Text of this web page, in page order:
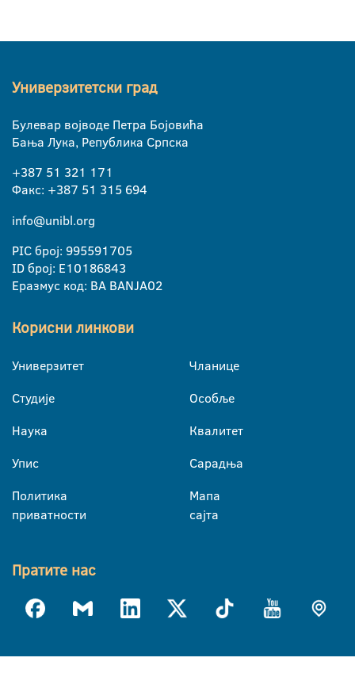
Универзитетски град
Булевар војводе Петра Бојовића
Бања Лука, Република Српска
+387 51 321 171
Факс: +387 51 315 694
info@unibl.org
PIC број: 995591705
ID број: E10186843
Еразмус код: BA BANJA02
Корисни линкови
Универзитет
Студије
Наука
Упис
Политика
приватности
Чланице
Особље
Квалитет
Сарадња
Мапа
сајта
Пратите нас